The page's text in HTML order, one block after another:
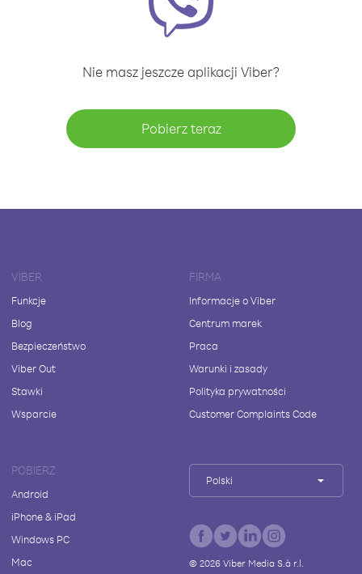
Nie masz jeszcze aplikacji Viber?
Pobierz teraz
VIBER
Funkcje
Blog
Bezpieczeństwo
Viber Out
Stawki
Wsparcie
FIRMA
Informacje o Viber
Centrum marek
Praca
Warunki i zasady
Polityka prywatności
Customer Complaints Code
POBIERZ
Android
iPhone & iPad
Windows PC
Mac
Polski
© 2026Viber Media S.à r.l.